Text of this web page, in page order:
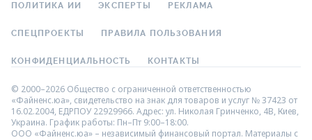
ПОЛИТИКА ИИ ЭКСПЕРТЫ РЕКЛАМА
СПЕЦПРОЕКТЫ ПРАВИЛА ПОЛЬЗОВАНИЯ
КОНФИДЕНЦИАЛЬНОСТЬ КОНТАКТЫ
© 2000–2026 Общество с ограниченной ответственностью
«Файненс.юа», свидетельство на знак для товаров и услуг № 37423 от
16.02.2004, ЕДРПОУ 22929966. Адрес: ул. Николая Гринченко, 4В, Киев,
Украина. График работы: Пн–Пт 9:00–18:00.
ООО «Файненс.юа» – независимый финансовый портал. Материалы с